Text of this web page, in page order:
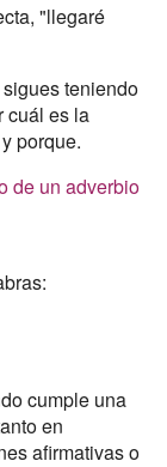
"llegaré
teniendo
cuál es la
porque.
de un adverbio
cumple una
en
afirmativas o